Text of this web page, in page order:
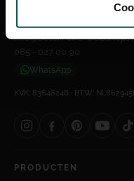
info@beton-cire-
085 - 027 00 90
WhatsApp
KVK: 83646248 · BTW:
PRODUCTEN